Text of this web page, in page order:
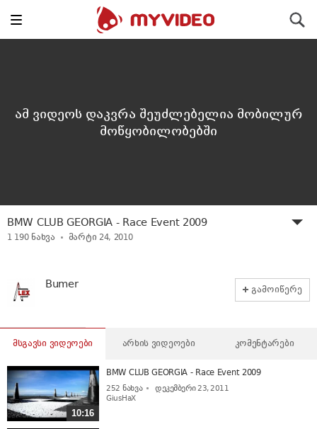
Toggle
ამ ვიდეოს დაკვრა შეუძლებელია მობილურ
მოწყობილობებში
BMW CLUB GEORGIA - Race Event 2009
1 190ნახვა მარტი 24, 2010
გამოიწერე
Bumer
მსგავსი ვიდეოები არხის ვიდეოები კომენტარები
10:16
BMW CLUB GEORGIA - Race Event 2009
252 ნახვა
დეკემბერი 23, 2011
GiusHaX